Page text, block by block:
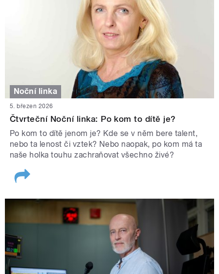
Noční linka
5. březen 2026
Čtvrteční Noční linka: Po kom to dítě je?
Po kom to dítě jenom je? Kde se v něm bere talent,
nebo ta lenost či vztek? Nebo naopak, po kom má ta
naše holka touhu zachraňovat všechno živé?